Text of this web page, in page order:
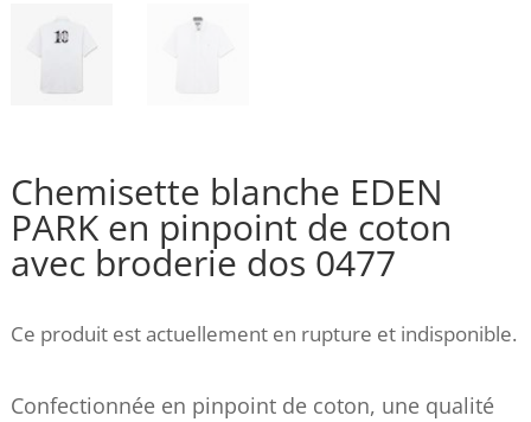
Chemisette blanche EDEN
PARK en pinpoint de coton
avec broderie dos 0477
Ce produit est actuellement en rupture et indisponible.
Confectionnée en pinpoint de coton, une qualité